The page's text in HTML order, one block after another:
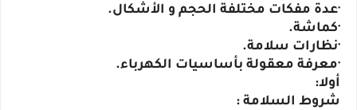
·عدة مفكات مختلفة الحجم و الأشكال.
·كماشة.
·نظارات سلامة.
·معرفة معقولة بأساسيات الكهرباء.
أولا:
شروط السلامة :